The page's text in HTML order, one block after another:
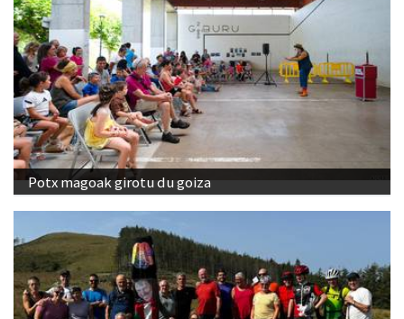
Potx magoak girotu du goiza